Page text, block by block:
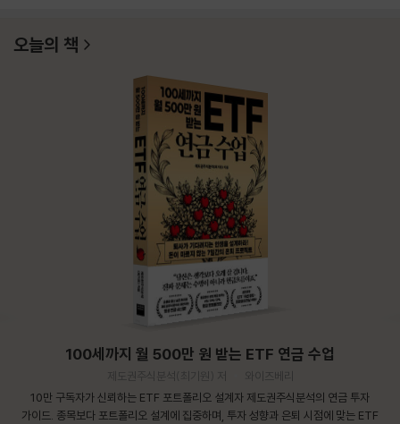
오늘의 책
100세까지 월 500만 원 받는 ETF 연금 수업
제도권주식분석(최기원) 저
와이즈베리
10만 구독자가 신뢰하는 ETF 포트폴리오 설계자 제도권주식분석의 연금 투자
가이드. 종목보다 포트폴리오 설계에 집중하며, 투자 성향과 은퇴 시점에 맞는 ETF